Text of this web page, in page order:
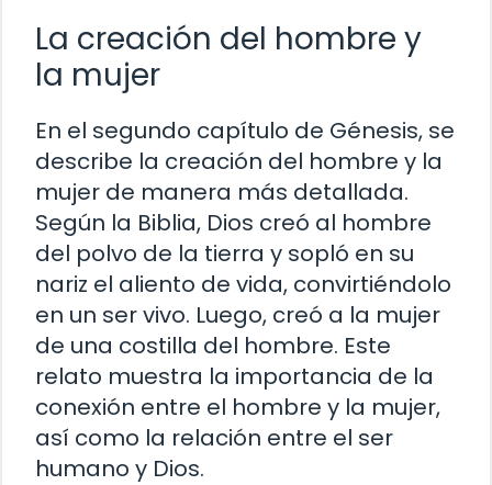
La creación del hombre y
la mujer
En el segundo capítulo de Génesis, se
describe la creación del hombre y la
mujer de manera más detallada.
Según la Biblia, Dios creó al hombre
del polvo de la tierra y sopló en su
nariz el aliento de vida, convirtiéndolo
en un ser vivo. Luego, creó a la mujer
de una costilla del hombre. Este
relato muestra la importancia de la
conexión entre el hombre y la mujer,
así como la relación entre el ser
humano y Dios.